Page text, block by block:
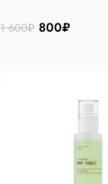
1 600₽ 800₽